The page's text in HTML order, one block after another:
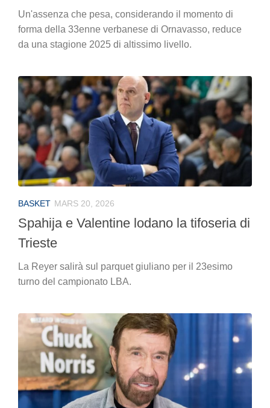
Un'assenza che pesa, considerando il momento di
forma della 33enne verbanese di Ornavasso, reduce
da una stagione 2025 di altissimo livello.
BASKET MARS 20, 2026
Spahija e Valentine lodano la tifoseria di
Trieste
La Reyer salirà sul parquet giuliano per il 23esimo
turno del campionato LBA.